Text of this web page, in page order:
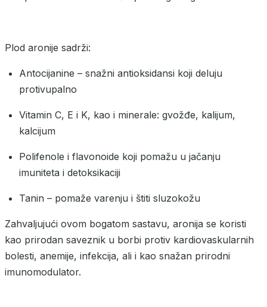
Plod aronije sadrži:
Antocijanine – snažni antioksidansi koji deluju
protivupalno
Vitamin C, E i K, kao i minerale: gvožđe, kalijum,
kalcijum
Polifenole i flavonoide koji pomažu u jačanju
imuniteta i detoksikaciji
Tanin – pomaže varenju i štiti sluzokožu
Zahvaljujući ovom bogatom sastavu, aronija se koristi
kao prirodan saveznik u borbi protiv kardiovaskularnih
bolesti, anemije, infekcija, ali i kao snažan prirodni
imunomodulator.